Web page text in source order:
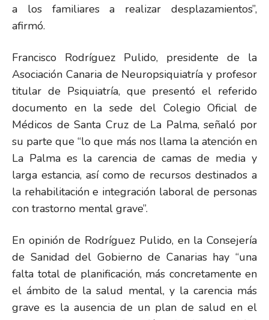
a los familiares a realizar desplazamientos”,
afirmó.
Francisco Rodríguez Pulido, presidente de la
Asociación Canaria de Neuropsiquiatría y profesor
titular de Psiquiatría, que presentó el referido
documento en la sede del Colegio Oficial de
Médicos de Santa Cruz de La Palma, señaló por
su parte que “lo que más nos llama la atención en
La Palma es la carencia de camas de media y
larga estancia, así como de recursos destinados a
la rehabilitación e integración laboral de personas
con trastorno mental grave”.
En opinión de Rodríguez Pulido, en la Consejería
de Sanidad del Gobierno de Canarias hay “una
falta total de planificación, más concretamente en
el ámbito de la salud mental, y la carencia más
grave es la ausencia de un plan de salud en el